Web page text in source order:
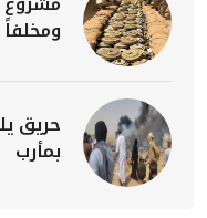
حريق
بمأرب